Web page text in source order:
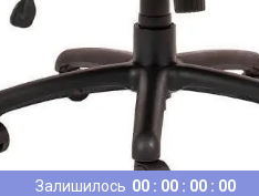
Залишилось 00 00 00 00